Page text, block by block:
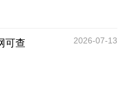
可查 2026-07-13